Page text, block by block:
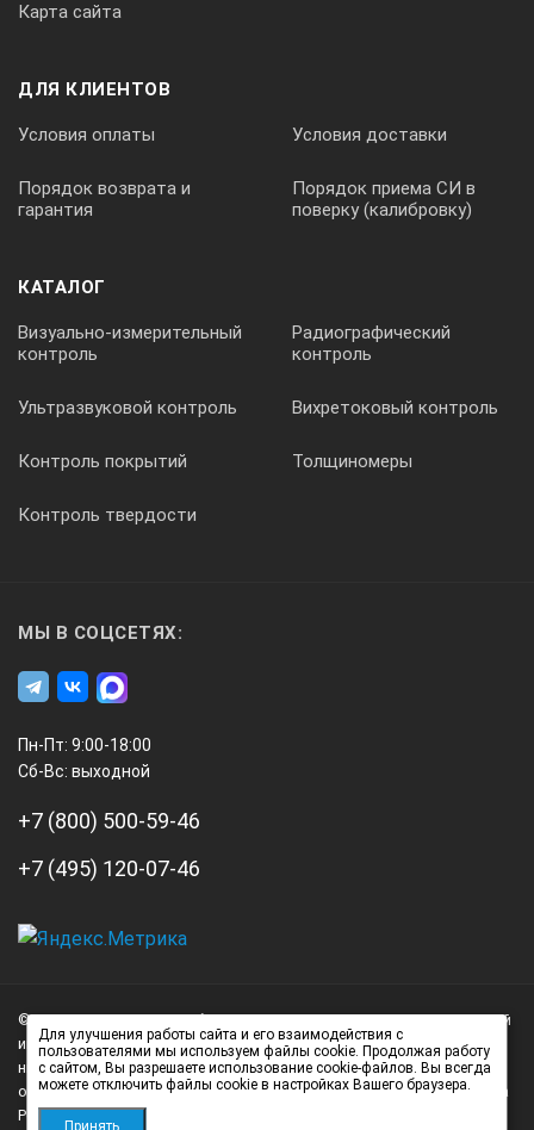
Карта сайта
ДЛЯ КЛИЕНТОВ
Условия оплаты Условия доставки
Порядок возврата и
гарантия
Порядок приема СИ в
поверку (калибровку)
КАТАЛОГ
Визуально-измерительный
контроль
Радиографический
контроль
Ультразвуковой контроль Вихретоковый контроль
Контроль покрытий Толщиномеры
Контроль твердости
МЫ В СОЦСЕТЯХ:
Пн-Пт: 9:00-18:00
Сб-Вс: выходной
+7 (800) 500-59-46
+7 (495) 120-07-46
Нагорный
проезд
д.7
стр.
© 2026 А3 Инжиниринг Обращаем Ваше внимание на то, что данный
интернет-сайт носит исключительно информационный характер и
ни при каких условиях не является публичной офертой,
определяемой положениями статьи 437 (2) Гражданского кодекса
Российской Федерации.
Для улучшения работы сайта и его взаимодействия с
пользователями мы используем файлы cookie. Продолжая работу
с сайтом, Вы разрешаете использование cookie-файлов. Вы всегда
можете отключить файлы cookie в настройках Вашего браузера.
Принять